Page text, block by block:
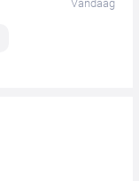
Vandaag